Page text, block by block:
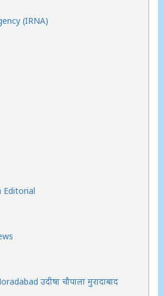
(IRNA)
Editorial
उदीषा चौपाला मुरादाबाद